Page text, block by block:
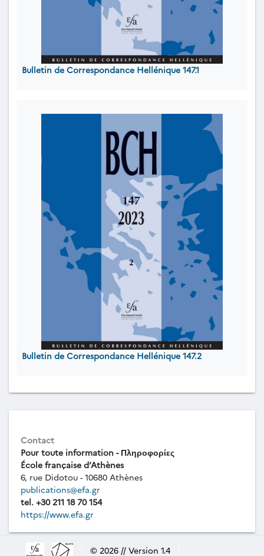
Bulletin de Correspondance Hellénique 147.1
Bulletin de Correspondance Hellénique 147.2
Contact
Pour toute information - Πληροφορίες
École française d’Athènes
6, rue Didotou - 10680 Athènes
publications@efa.gr
tel. +30 211 18 70 154
https://www.efa.gr
© 2026 // Version 1.4